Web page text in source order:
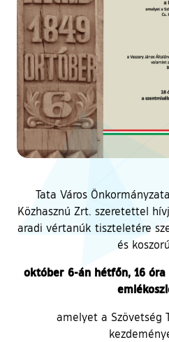
Tata Város
Közhasznú Zrt. szeretettel
aradi vértanúk tiszteletére
és
október 6-án hétfőn, 16
amelyet a Szövetség